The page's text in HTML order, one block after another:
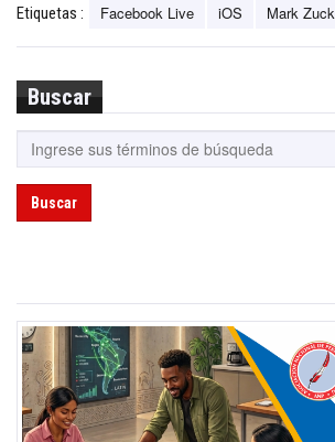
Etiquetas : Facebook Live iOS Mark
Buscar
Buscar